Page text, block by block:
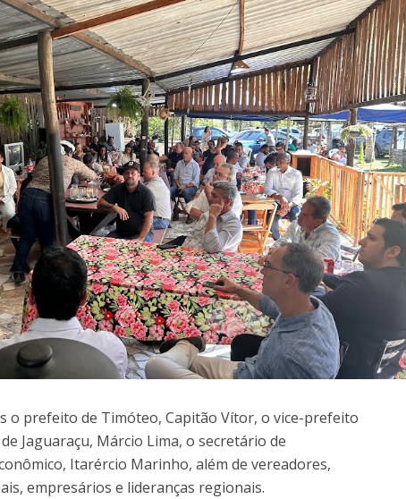
o prefeito de Timóteo, Capitão Vítor, o vice-prefeito
Jaguaraçu, Márcio Lima, o secretário de
Itarércio Marinho, além de vereadores,
empresários e lideranças regionais.